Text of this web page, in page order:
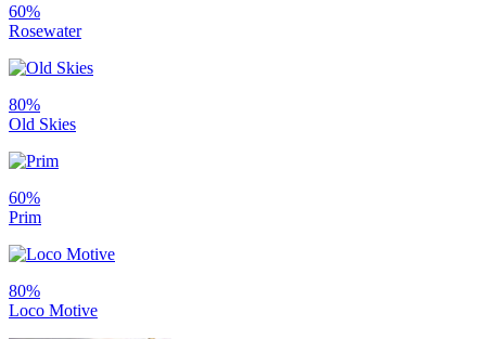
60%
Rosewater
80%
Old Skies
60%
Prim
80%
Loco Motive